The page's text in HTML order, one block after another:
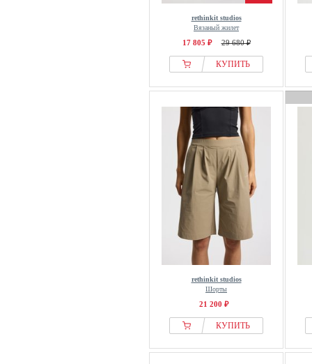
rethinkit studios
Вязаный жилет
17 805 ₽ 29 680 ₽
КУПИТЬ
rethinkit studios
Шорты
21 200 ₽
КУПИТЬ